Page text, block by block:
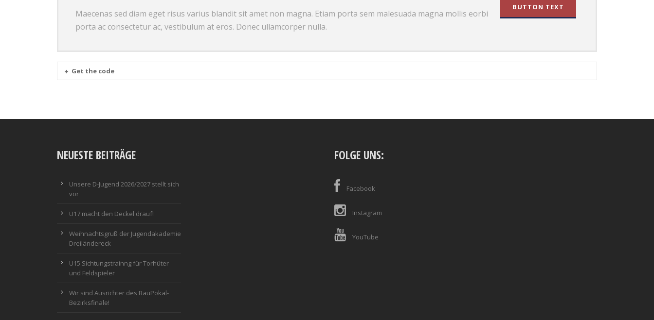
Maecenas sed diam eget risus varius blandit sit amet non magna. Etiam porta sem malesuada magna mollis eorbi
porta ac consectetur ac, vestibulum at eros. Donec ullamcorper nulla.
BUTTON TEXT
Get the code
NEUESTE BEITRÄGE
Unsere D-Jugend 2026/2027 stellt sich
vor
U17 macht den Deckel drauf!
Weihnachtsgruß der Jugendakademie
Dreiländereck
U15 Sichtungstrainng für Torhüter
und Feldspieler
Wir sind Ausrichter des BauPokal-
Bezirksfinale!
FOLGE UNS:
Facebook
Instagram
YouTube